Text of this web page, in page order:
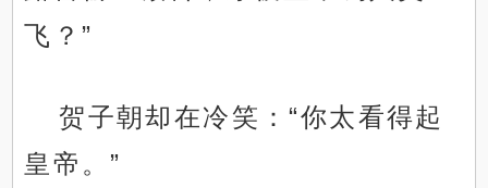
飞？”
贺子朝却在冷笑：“你太看得起
皇帝。”